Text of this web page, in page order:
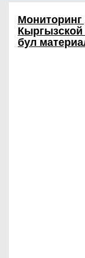
Мониторинг
Кыргызской
бул